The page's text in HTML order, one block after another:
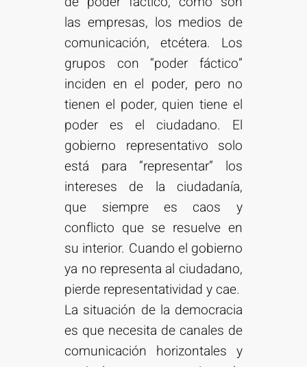
las empresas, los medios de
comunicación, etcétera. Los
grupos con “poder fáctico”
inciden en el poder, pero no
tienen el poder, quien tiene el
poder es el ciudadano. El
gobierno representativo solo
está para “representar” los
intereses de la ciudadanía,
que siempre es caos y
conflicto que se resuelve en
su interior. Cuando el gobierno
ya no representa al ciudadano,
pierde representatividad y cae.
La situación de la democracia
es que necesita de canales de
comunicación horizontales y